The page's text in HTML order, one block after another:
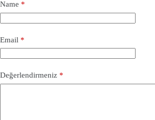
Name *
Email *
Değerlendirmeniz *